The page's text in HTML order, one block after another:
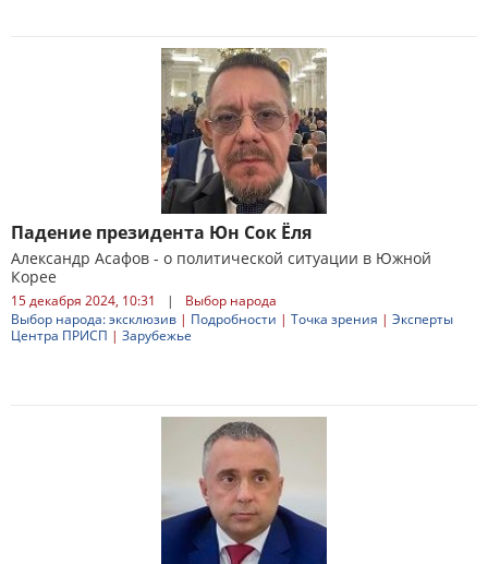
Падение президента Юн Сок Ёля
Александр Асафов - о политической ситуации в Южной
Корее
15 декабря 2024, 10:31 |
Выбор народа
Выбор народа: эксклюзив | Подробности | Точка зрения | Эксперты
Центра ПРИСП | Зарубежье